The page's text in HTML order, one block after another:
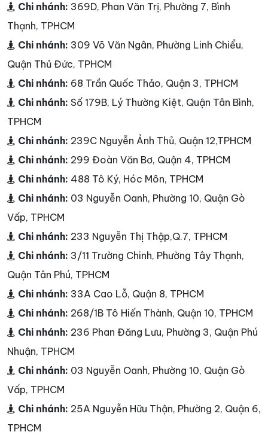
Chi nhánh: 369D, Phan Văn Trị, Phường 7, Bình
Thạnh, TPHCM
Chi nhánh: 309 Võ Văn Ngân, Phường Linh Chiểu,
Quận Thủ Đức, TPHCM
Chi nhánh: 68 Trần Quốc Thảo, Quận 3, TPHCM
Chi nhánh: Số 179B, Lý Thường Kiệt, Quận Tân Bình,
TPHCM
Chi nhánh: 239C Nguyễn Ảnh Thủ, Quận 12,TPHCM
Chi nhánh: 299 Đoàn Văn Bơ, Quận 4, TPHCM
Chi nhánh: 488 Tô Ký, Hóc Môn, TPHCM
Chi nhánh: 03 Nguyễn Oanh, Phường 10, Quận Gò
Vấp, TPHCM
Chi nhánh: 233 Nguyễn Thị Thập,Q.7, TPHCM
Chi nhánh: 3/11 Trường Chinh, Phường Tây Thạnh,
Quận Tân Phú, TPHCM
Chi nhánh: 33A Cao Lỗ, Quận 8, TPHCM
Chi nhánh: 268/1B Tô Hiến Thành, Quận 10, TPHCM
Chi nhánh: 236 Phan Đăng Lưu, Phường 3, Quận Phú
Nhuận, TPHCM
Chi nhánh: 03 Nguyễn Oanh, Phường 10, Quận Gò
Vấp, TPHCM
Chi nhánh: 25A Nguyễn Hữu Thận, Phường 2, Quận 6,
TPHCM